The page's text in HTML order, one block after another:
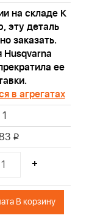
на складе К
эту деталь
заказать.
Husqvarna
ее
в агрегатах
1
i
+
В корзину